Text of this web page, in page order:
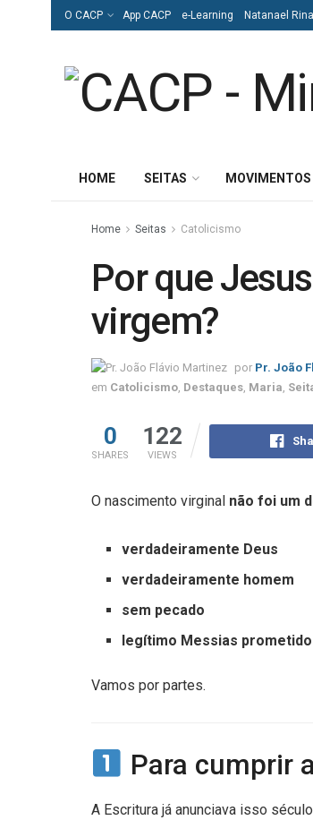
O CACP App CACP e-Learning Natanael
HOME SEITAS MOVIMENTOS
Home Seitas Catolicismo
Por que
virgem?
por Pr. João
em Catolicismo, Destaques, Maria,
0
SHARES
122
VIEWS
O nascimento virginal não foi um
verdadeiramente Deus
verdadeiramente homem
sem pecado
legítimo Messias prometido
Vamos por partes.
Para cumprir
A Escritura já anunciava isso